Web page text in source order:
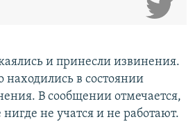
и принесли извинения.
находились в состоянии
В сообщении отмечается,
не учатся и не работают.